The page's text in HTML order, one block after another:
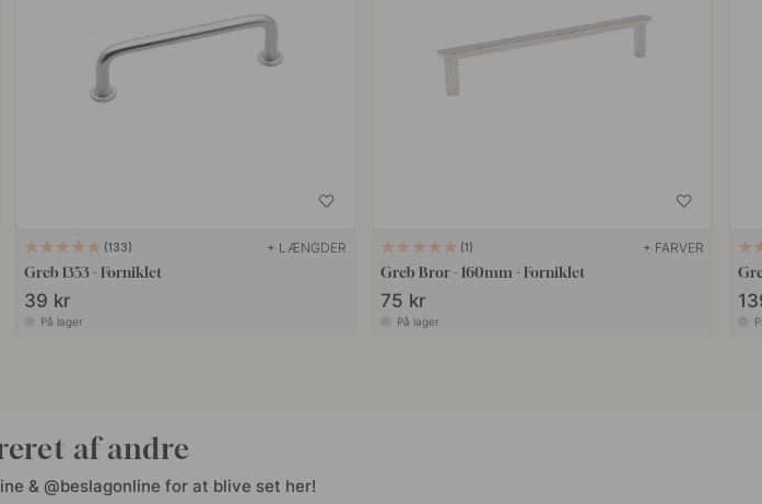
133 + LÆNGDER
Greb 1353 - Forniklet
39 kr
På lager
1 + FARVER
Greb Bror - 160mm - Forniklet
75 kr
På lager
af andre
& @beslagonline for at blive set her!